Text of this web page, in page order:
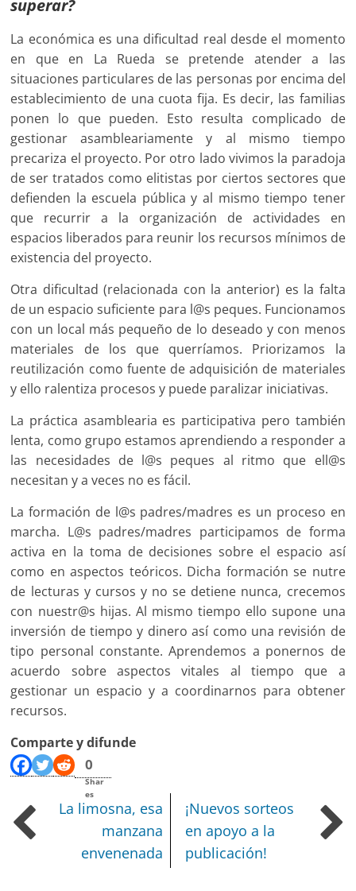
superar?
La económica es una dificultad real desde el momento
en que en La Rueda se pretende atender a las
situaciones particulares de las personas por encima del
establecimiento de una cuota fija. Es decir, las familias
ponen lo que pueden. Esto resulta complicado de
gestionar asambleariamente y al mismo tiempo
precariza el proyecto. Por otro lado vivimos la paradoja
de ser tratados como elitistas por ciertos sectores que
defienden la escuela pública y al mismo tiempo tener
que recurrir a la organización de actividades en
espacios liberados para reunir los recursos mínimos de
existencia del proyecto.
Otra dificultad (relacionada con la anterior) es la falta
de un espacio suficiente para l@s peques. Funcionamos
con un local más pequeño de lo deseado y con menos
materiales de los que querríamos. Priorizamos la
reutilización como fuente de adquisición de materiales
y ello ralentiza procesos y puede paralizar iniciativas.
La práctica asamblearia es participativa pero también
lenta, como grupo estamos aprendiendo a responder a
las necesidades de l@s peques al ritmo que ell@s
necesitan y a veces no es fácil.
La formación de l@s padres/madres es un proceso en
marcha. L@s padres/madres participamos de forma
activa en la toma de decisiones sobre el espacio así
como en aspectos teóricos. Dicha formación se nutre
de lecturas y cursos y no se detiene nunca, crecemos
con nuestr@s hijas. Al mismo tiempo ello supone una
inversión de tiempo y dinero así como una revisión de
tipo personal constante. Aprendemos a ponernos de
acuerdo sobre aspectos vitales al tiempo que a
gestionar un espacio y a coordinarnos para obtener
recursos.
Comparte y difunde
0
Shar
es
La limosna, esa
manzana
envenenada
¡Nuevos sorteos
en apoyo a la
publicación!